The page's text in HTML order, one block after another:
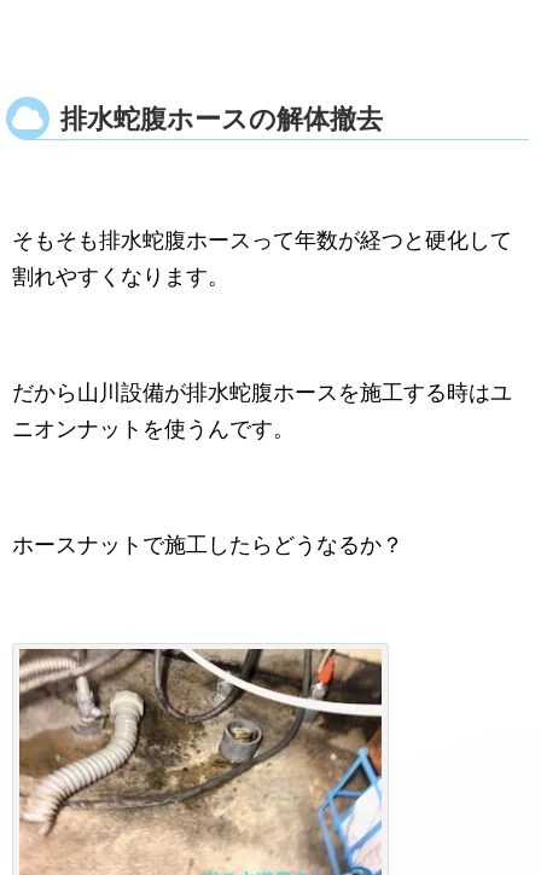
排水蛇腹ホースの解体撤去
そもそも排水蛇腹ホースって年数が経つと硬化して
割れやすくなります。
だから山川設備が排水蛇腹ホースを施工する時はユ
ニオンナットを使うんです。
ホースナットで施工したらどうなるか？